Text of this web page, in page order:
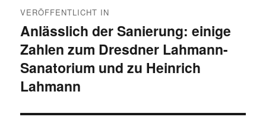
VERÖFFENTLICHT IN
Anlässlich der Sanierung: einige
Zahlen zum Dresdner Lahmann-
Sanatorium und zu Heinrich
Lahmann